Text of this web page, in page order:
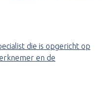
die is opgericht op
en de